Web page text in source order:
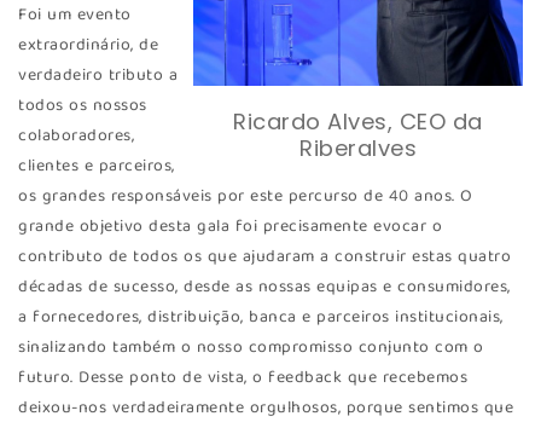
Ricardo Alves, CEO da
Riberalves
Foi um evento
extraordinário, de
verdadeiro tributo a
todos os nossos
colaboradores,
clientes e parceiros,
os grandes responsáveis por este percurso de 40 anos. O
grande objetivo desta gala foi precisamente evocar o
contributo de todos os que ajudaram a construir estas quatro
décadas de sucesso, desde as nossas equipas e consumidores,
a fornecedores, distribuição, banca e parceiros institucionais,
sinalizando também o nosso compromisso conjunto com o
futuro. Desse ponto de vista, o feedback que recebemos
deixou-nos verdadeiramente orgulhosos, porque sentimos que